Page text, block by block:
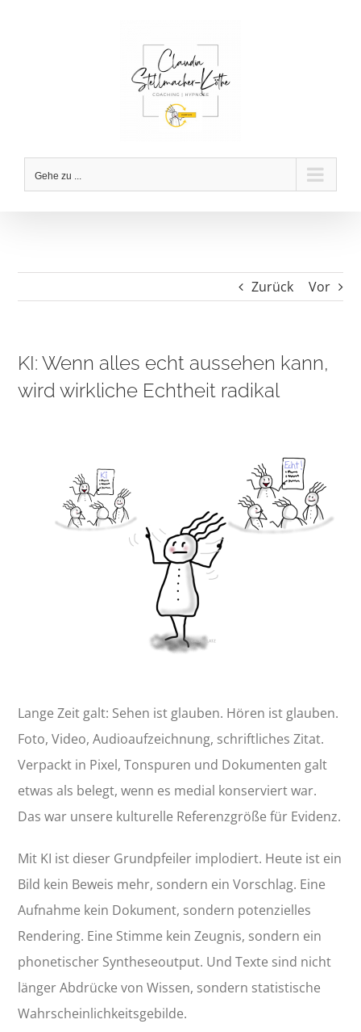
Gehe zu ...
Zurück Vor
KI: Wenn alles echt aussehen kann,
wird wirkliche Echtheit radikal
Lange Zeit galt: Sehen ist glauben. Hören ist glauben.
Foto, Video, Audioaufzeichnung, schriftliches Zitat.
Verpackt in Pixel, Tonspuren und Dokumenten galt
etwas als belegt, wenn es medial konserviert war.
Das war unsere kulturelle Referenzgröße für Evidenz.
Mit KI ist dieser Grundpfeiler implodiert. Heute ist ein
Bild kein Beweis mehr, sondern ein Vorschlag. Eine
Aufnahme kein Dokument, sondern potenzielles
Rendering. Eine Stimme kein Zeugnis, sondern ein
phonetischer Syntheseoutput. Und Texte sind nicht
länger Abdrücke von Wissen, sondern statistische
Wahrscheinlichkeitsgebilde.